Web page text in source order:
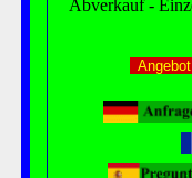
Abverkauf -